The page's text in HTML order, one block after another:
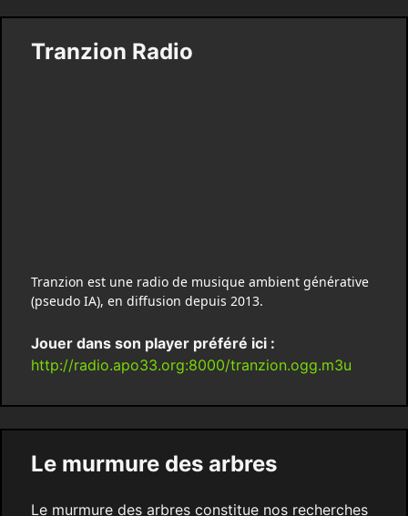
Tranzion Radio
Tranzion est une radio de musique ambient générative
(pseudo IA), en diffusion depuis 2013.
Jouer dans son player préféré ici :
http://radio.apo33.org:8000/tranzion.ogg.m3u
Le murmure des arbres
Le murmure des arbres constitue nos recherches